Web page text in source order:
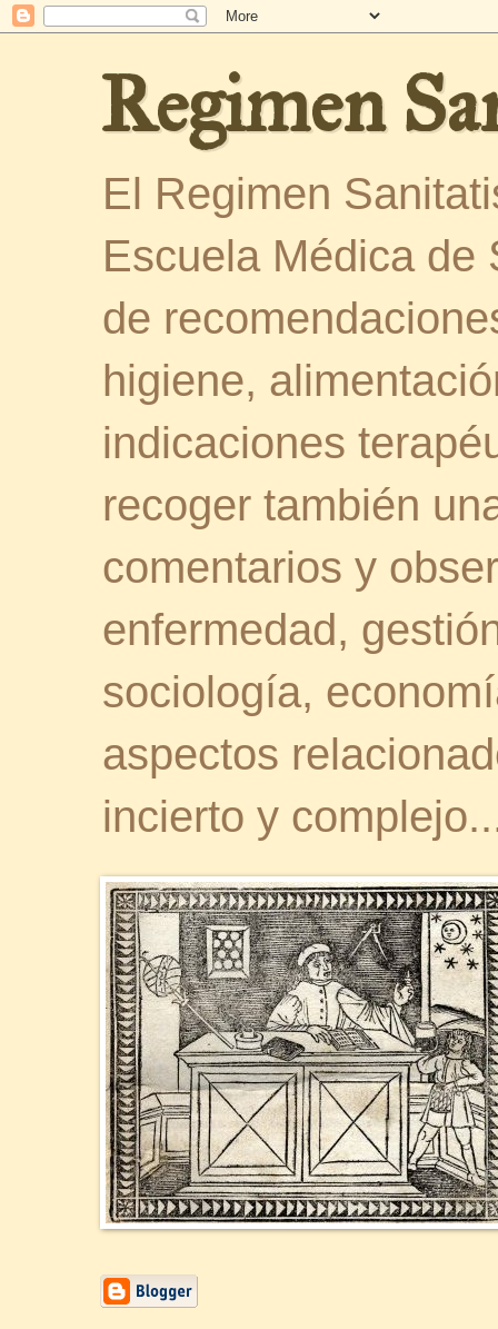
Regimen
El Regimen
Escuela Médica de
de
higiene,
indicaciones
recoger también
comentarios y
enfermedad,
sociología,
aspectos
incierto y